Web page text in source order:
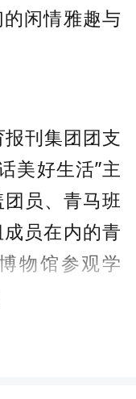
闲情雅趣与
刊集团团支
美好生活”主
团员、青马班
员在内的青
物馆参观学